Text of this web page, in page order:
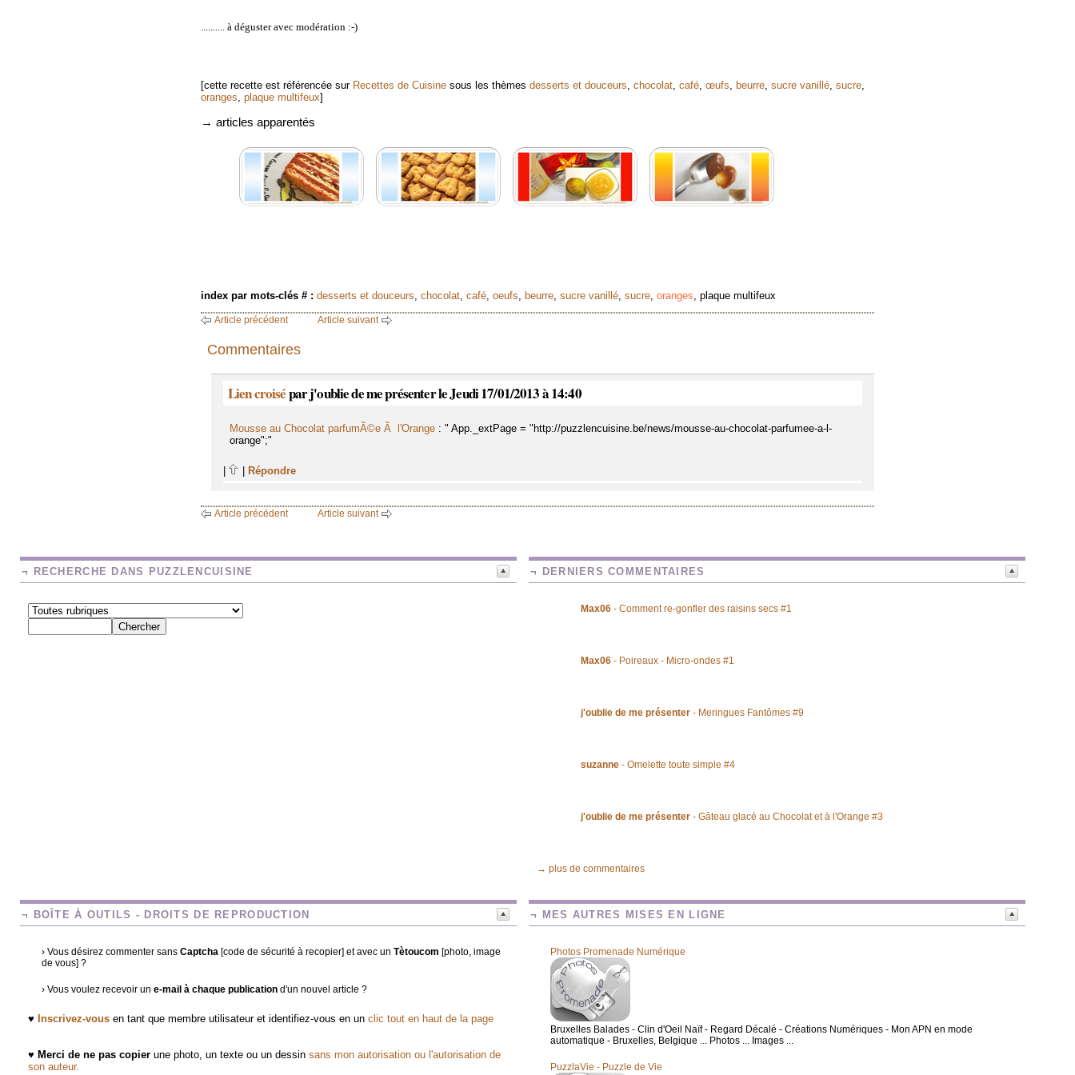
.......... à déguster avec modération :-)
[cette recette est référencée sur Recettes de Cuisine sous les thèmes desserts et douceurs, chocolat, café, œufs, beurre, sucre vanillé, sucre,
oranges, plaque multifeux]
→ articles apparentés
index par mots-clés # : desserts et douceurs, chocolat, café, oeufs, beurre, sucre vanillé, sucre, oranges, plaque multifeux
Article précédent Article suivant
Commentaires
Lien croisépar j'oublie de me présenter le Jeudi 17/01/2013 à 14:40
Mousse au Chocolat parfumÃ©e Ã l'Orange: " App._extPage = "http://puzzlencuisine.be/news/mousse-au-chocolat-parfumee-a-l-
orange";"
Répondre
Article précédent Article suivant
¬ RECHERCHE DANS PUZZLENCUISINE ¬ DERNIERS COMMENTAIRES
Max06 - Comment re-gonfler des raisins secs #1
Max06 - Poireaux - Micro-ondes #1
j'oublie de me présenter - Meringues Fantômes #9
suzanne - Omelette toute simple #4
j'oublie de me présenter - Gâteau glacé au Chocolat et à l'Orange #3
→ plus de commentaires
¬ BOÎTE À OUTILS - DROITS DE REPRODUCTION
› Vous désirez commenter sans Captcha [code de sécurité à recopier] et avec un Tètoucom [photo, image
de vous] ?
› Vous voulez recevoir un e-mail à chaque publication d'un nouvel article ?
♥ Inscrivez-vous en tant que membre utilisateur et identifiez-vous en un clic tout en haut de la page
♥ Merci de ne pas copier une photo, un texte ou un dessin sans mon autorisation ou l'autorisation de
son auteur.
¬ MES AUTRES MISES EN LIGNE
Photos Promenade Numérique
Bruxelles Balades - Clin d'Oeil Naïf - Regard Décalé - Créations Numériques - Mon APN en mode
automatique - Bruxelles, Belgique ... Photos ... Images ...
PuzzlaVie - Puzzle de Vie